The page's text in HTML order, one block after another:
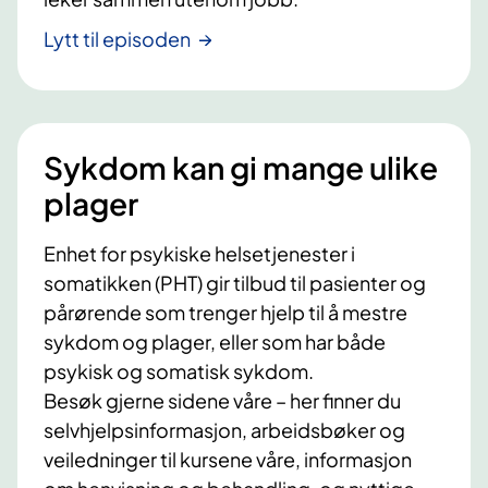
Lytt til episoden
Sykdom kan gi mange ulike
plager
Enhet for psykiske helsetjenester i
somatikken (PHT) gir tilbud til pasienter og
pårørende som trenger hjelp til å mestre
sykdom og plager, eller som har både
psykisk og somatisk sykdom.
Besøk gjerne sidene våre – her finner du
selvhjelpsinformasjon, arbeidsbøker og
veiledninger til kursene våre, informasjon